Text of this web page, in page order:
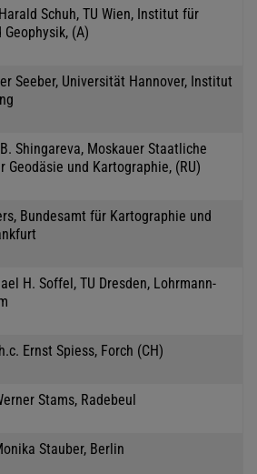
Schuh, TU Wien, Institut für
Geophysik, (A)
Seeber, Universität Hannover, Institut
Shingareva, Moskauer Staatliche
Geodäsie und Kartographie, (RU)
Bundesamt für Kartographie und
H. Soffel, TU Dresden, Lohrmann-
Ernst Spiess, Forch (CH)
Stams, Radebeul
Stauber, Berlin